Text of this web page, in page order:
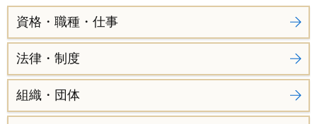
資格・職種・仕事
法律・制度
組織・団体